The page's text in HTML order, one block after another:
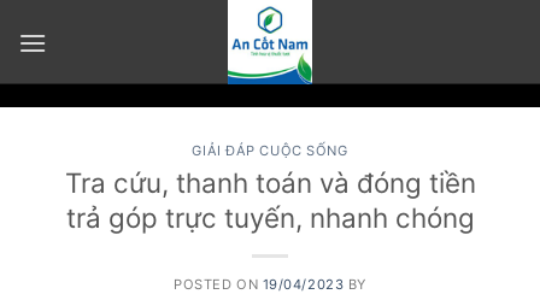
GIẢI ĐÁP CUỘC SỐNG
Tra cứu, thanh toán và đóng tiền
trả góp trực tuyến, nhanh chóng
POSTED ON 19/04/2023 BY